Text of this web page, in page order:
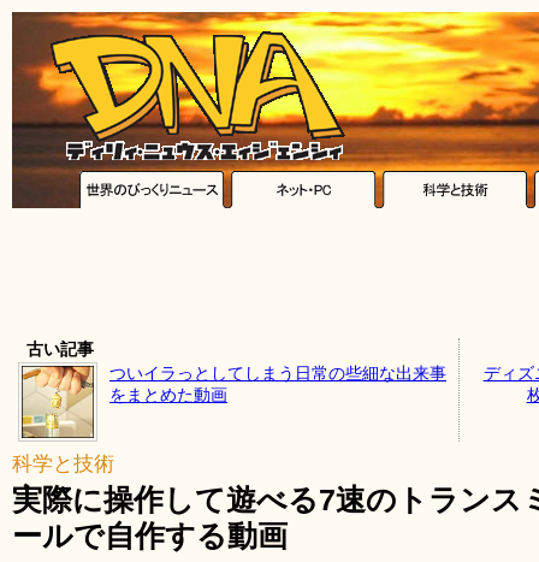
古い記事
ついイラっとしてしまう日常の些細な出来事
をまとめた動画
ディズ
科学と技術
実際に操作して遊べる7速のトランス
ールで自作する動画